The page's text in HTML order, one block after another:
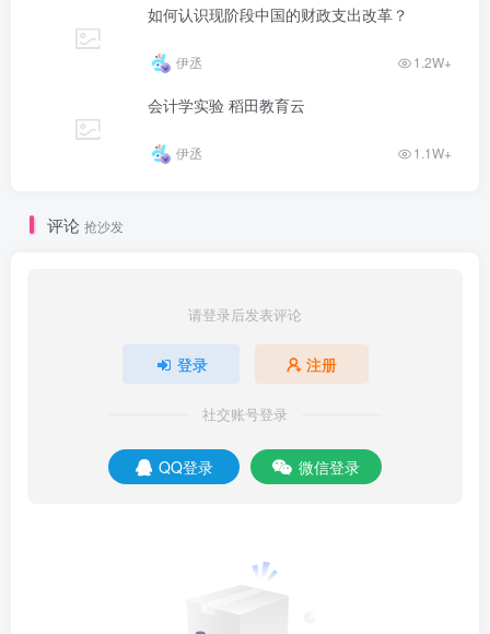
如何认识现阶段中国的财政支出改革？
伊丞 1.2W+
会计学实验 稻田教育云
伊丞 1.1W+
评论 抢沙发
请登录后发表评论
登录 注册
社交账号登录
QQ登录 微信登录